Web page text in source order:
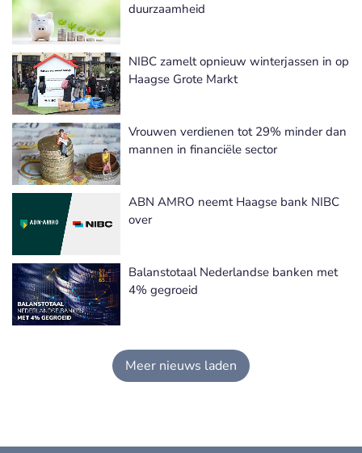
duurzaamheid
NIBC zamelt opnieuw winterjassen in op
Haagse Grote Markt
Vrouwen verdienen tot 29% minder dan
mannen in financiële sector
ABN AMRO neemt Haagse bank NIBC
over
Balanstotaal Nederlandse banken met
4% gegroeid
Meer nieuws laden